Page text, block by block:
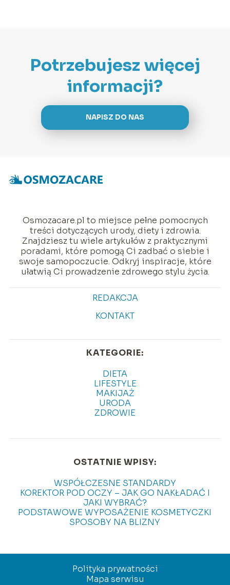
Potrzebujesz więcej
informacji?
NAPISZ DO NAS
Osmozacare.pl to miejsce pełne pomocnych
treści dotyczących urody, diety i zdrowia.
Znajdziesz tu wiele artykułów z praktycznymi
poradami, które pomogą Ci zadbać o siebie i
swoje samopoczucie. Odkryj inspiracje, które
ułatwią Ci prowadzenie zdrowego stylu życia.
REDAKCJA
KONTAKT
KATEGORIE:
DIETA
LIFESTYLE
MAKIJAŻ
URODA
ZDROWIE
OSTATNIE WPISY:
WSPÓŁCZESNE STANDARDY
KOREKTOR POD OCZY – JAK GO NAKŁADAĆ I
JAKI WYBRAĆ?
PODSTAWOWE WYPOSAŻENIE KOSMETYCZKI
SPOSOBY NA BLIZNY
Polityka prywatności
Mapa serwisu